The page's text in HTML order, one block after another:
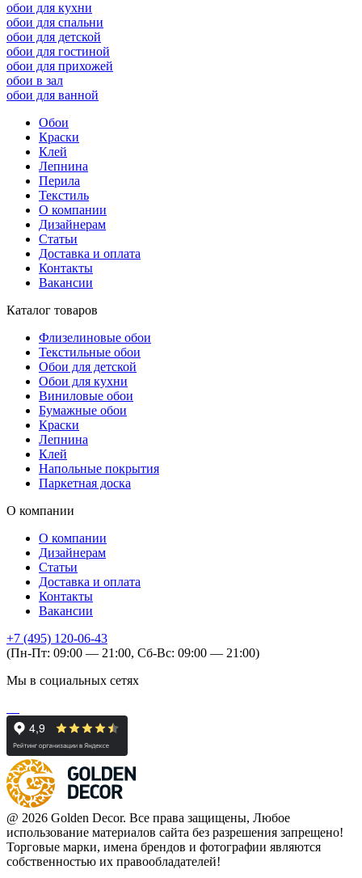
обои для кухни
обои для спальни
обои для детской
обои для гостиной
обои для прихожей
обои в зал
обои для ванной
Обои
Краски
Клей
Лепнина
Перила
Текстиль
О компании
Дизайнерам
Статьи
Доставка и оплата
Контакты
Вакансии
Каталог товаров
Флизелиновые обои
Текстильные обои
Обои для детской
Обои для кухни
Виниловые обои
Бумажные обои
Краски
Лепнина
Клей
Напольные покрытия
Паркетная доска
О компании
О компании
Дизайнерам
Статьи
Доставка и оплата
Контакты
Вакансии
+7 (495) 120-06-43
(Пн-Пт: 09:00 — 21:00, Сб-Вс: 09:00 — 21:00)
Мы в социальных сетях
@ 2026 Golden Decor. Все права защищены, Любое
использование материалов сайта без разрешения запрещено!
Торговые марки, имена брендов и фотографии являются
собственностью их правообладателей!